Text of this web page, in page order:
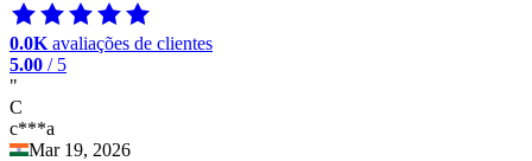
0.0K avaliações de clientes
5.00 / 5
"
C
c***a
Mar 19, 2026